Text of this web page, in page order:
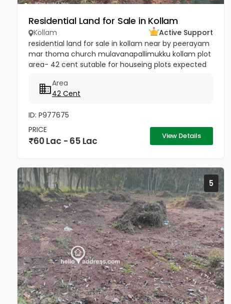
Residential Land for Sale in Kollam
Kollam
Active Support
residential land for sale in kollam near by peerayam
mar thoma church mulavanapallimukku kollam plot
area- 42 cent sutable for houseing plots expected
Area
42 Cent
ID: P977675
PRICE
60 Lac - 65 Lac View Details
5